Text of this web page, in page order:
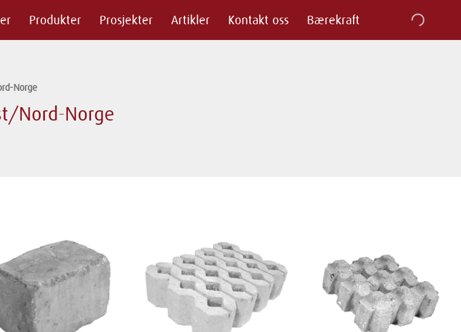
Produkter Prosjekter Artikler Kontakt oss Bærekraft
Norge
Nord-Norge